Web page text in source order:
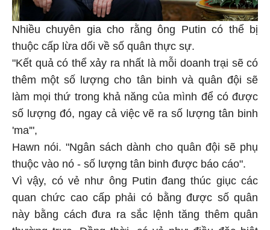
Nhiều chuyên gia cho rằng ông Putin có thể bị
thuộc cấp lừa dối về số quân thực sự.
"Kết quả có thể xảy ra nhất là mỗi doanh trại sẽ có
thêm một số lượng cho tân binh và quân đội sẽ
làm mọi thứ trong khả năng của mình để có được
số lượng đó, ngay cả việc vẽ ra số lượng tân binh
'ma'",
Hawn nói. "Ngân sách dành cho quân đội sẽ phụ
thuộc vào nó - số lượng tân binh được báo cáo".
Vì vậy, có vẻ như ông Putin đang thúc giục các
quan chức cao cấp phải có bằng được số quân
này bằng cách đưa ra sắc lệnh tăng thêm quân